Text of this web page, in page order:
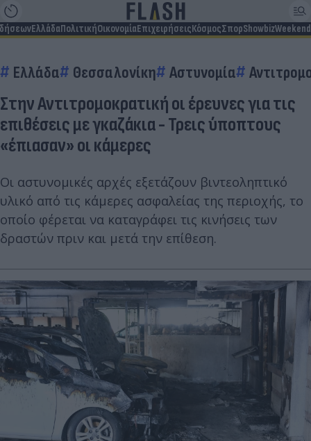
ΕλλάδαΠολιτικήΟικονομίαΕπιχειρήσειςΚόσμοςΣπορShowbizWeekend
Ελλάδα Θεσσαλονίκη Αστυνομία
Στην Αντιτρομοκρατική οι έρευνες για τις
επιθέσεις με γκαζάκια - Τρεις ύποπτους
«έπιασαν» οι κάμερες
Οι αστυνομικές αρχές εξετάζουν βιντεοληπτικό
υλικό από τις κάμερες ασφαλείας της περιοχής, το
οποίο φέρεται να καταγράφει τις κινήσεις των
δραστών πριν και μετά την επίθεση.